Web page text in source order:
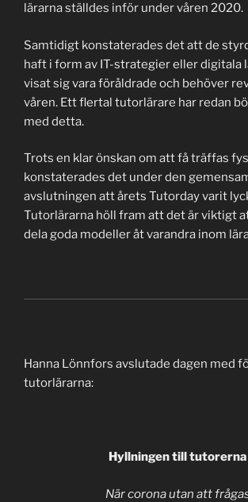
lärarna ställdes inför under våren 2020.
Samtidigt konstaterades det att de
haft i form av IT-strategier eller digitala
visat sig vara föråldrade och behöver
våren. Ett flertal tutorlärare har redan
med detta.
Trots en klar önskan om att få träffas
konstaterades det under den
avslutningen att årets Tutorday varit
Tutorlärarna höll fram att det är viktigt
dela goda modeller åt varandra inom
Hanna Lönnfors avslutade dagen med
tutorlärarna:
Hyllningen till tutorerna
När corona utan att